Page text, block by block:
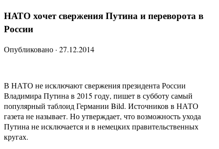
НАТО хочет свержения Путина и переворота в
России
Опубликовано · 27.12.2014
В НАТО не исключают свержения президента России
Владимира Путина в 2015 году, пишет в субботу самый
популярный таблоид Германии Bild. Источников в НАТО
газета не называет. Но утверждает, что возможность ухода
Путина не исключается и в немецких правительственных
кругах.